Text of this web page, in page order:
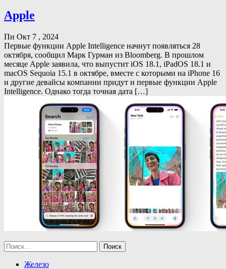
Apple
Пн Окт 7 , 2024
Первые функции Apple Intelligence начнут появляться 28
октября, сообщил Марк Гурман из Bloomberg. В прошлом
месяце Apple заявила, что выпустит iOS 18.1, iPadOS 18.1 и
macOS Sequoia 15.1 в октябре, вместе с которыми на iPhone 16
и другие девайсы компании придут и первые функции Apple
Intelligence. Однако тогда точная дата […]
Найти:
Железо